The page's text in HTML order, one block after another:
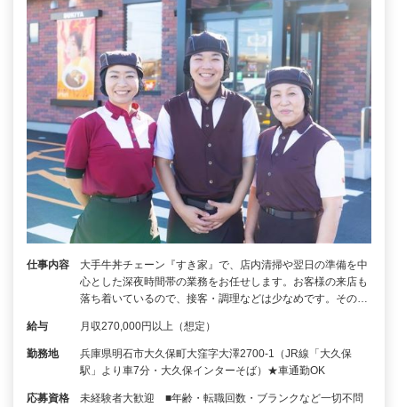
仕事内容
大手牛丼チェーン『すき家』で、店内清掃や翌日の準備を中
心とした深夜時間帯の業務をお任せします。お客様の来店も
落ち着いているので、接客・調理などは少なめです。その…
給与 月収270,000円以上（想定）
勤務地
兵庫県明石市大久保町大窪字大澤2700-1（JR線「大久保
駅」より車7分・大久保インターそば）★車通勤OK
応募資格
未経験者大歓迎 ■年齢・転職回数・ブランクなど一切不問